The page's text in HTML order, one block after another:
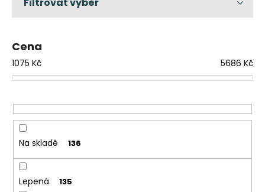
p
o
d
u
t
ů
Cena
1075 Kč 5686 Kč
Na skladě 136
Lepená 135
D
p
o
u
č
u